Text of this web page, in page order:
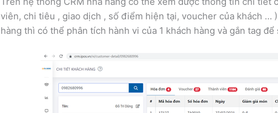
viên, chi tiêu , giao dịch , số điểm hiện tại, voucher của khách …
hàng thì có thể phân tích hành vi của 1 khách hàng và gắn tag